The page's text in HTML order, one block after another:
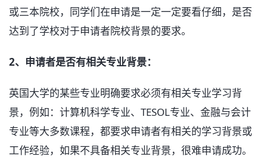
或三本院校，同学们在申请是一定一定要看仔细，是否
达到了学校对于申请者院校背景的要求。
2、申请者是否有相关专业背景：
英国大学的某些专业明确要求必须有相关专业学习背
景，例如：计算机科学专业、TESOL专业、金融与会计
专业等大多数课程，都要求申请者有相关的学习背景或
工作经验，如果不具备相关专业背景，很难申请成功。